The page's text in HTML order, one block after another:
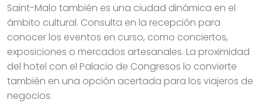
Saint-Malo también es una ciudad dinámica en el
ámbito cultural. Consulta en la recepción para
conocer los eventos en curso, como conciertos,
exposiciones o mercados artesanales. La proximidad
del hotel con el Palacio de Congresos lo convierte
también en una opción acertada para los viajeros de
negocios.